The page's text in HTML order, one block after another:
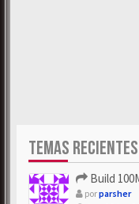
TEMAS RECIENTES
Build 100M
porparsher